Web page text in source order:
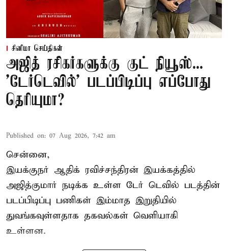
சினிமா செய்திகள்
அஜித் ரசிகர்களுக்கு குட் நியூஸ்...
'டேர்டெவில்' படப்பிடிப்பு எப்போது
தெரியுமா?
Published on: 07 Aug 2026, 7:42 am
சென்னை,
இயக்குநர் ஆதிக் ரவிச்சந்திரன் இயக்கத்தில்
அஜித்குமார் நடிக்க உள்ள டேர் டெவில் படத்தின்
படப்பிடிப்பு பணிகள் இம்மாத இறுதியில்
துவங்கவுள்ளதாக தகவல்கள் வெளியாகி
உள்ளன.